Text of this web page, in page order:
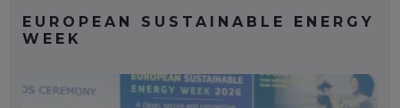
EUROPEAN SUSTAINABLE ENERGY
WEEK